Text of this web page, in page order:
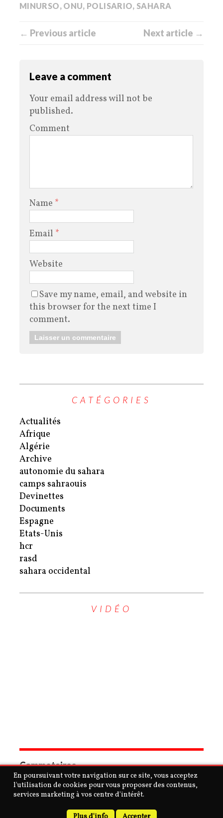
MINURSO, ONU, POLISARIO, SAHARA
← Previous article Next article →
Leave a comment
Your email address will not be
published.
Comment
Name *
Email *
Website
Save my name, email, and website in
this browser for the next time I
comment.
CATÉGORIES
Actualités
Afrique
Algérie
Archive
autonomie du sahara
camps sahraouis
Devinettes
Documents
Espagne
Etats-Unis
hcr
rasd
sahara occidental
VIDÉO
Commetaires
Copyright © 2026 | MH Purity
En poursuivant votre navigation sur ce site, vous acceptez
l'utilisation de cookies pour vous proposer des contenus,
services marketing à vos centre d'intérêt.